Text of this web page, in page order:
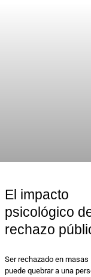
El impacto
psicológico
rechazo
Ser rechazado en masas
puede quebrar a una